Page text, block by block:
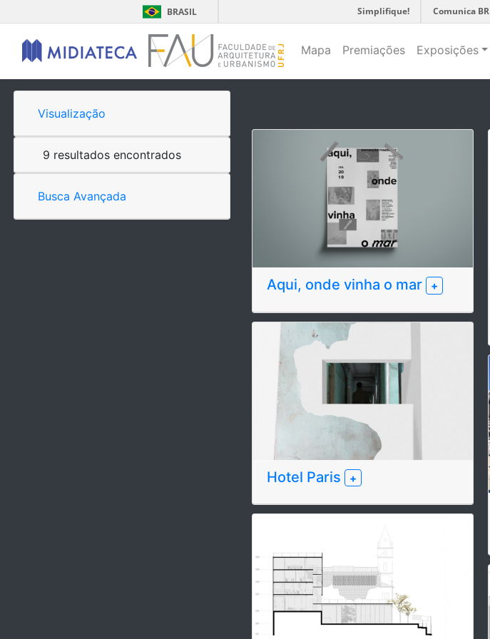
BRASIL Simplifique! Comunica BR
Mapa Premiações Exposições
Visualização
9 resultados encontrados
Busca Avançada
Aqui, onde vinha o mar +
Hotel Paris +